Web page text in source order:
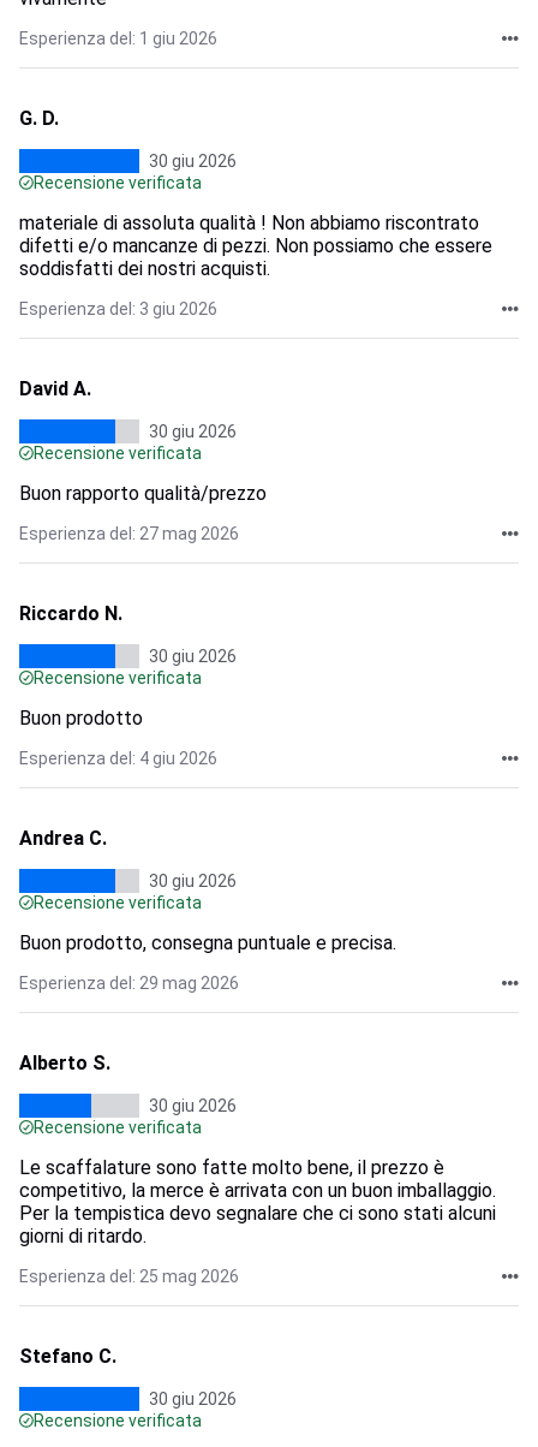
Esperienza del: 1 giu 2026
G. D.
30 giu 2026
Recensione verificata
materiale di assoluta qualità ! Non abbiamo riscontrato
difetti e/o mancanze di pezzi. Non possiamo che essere
soddisfatti dei nostri acquisti.
Esperienza del: 3 giu 2026
David A.
30 giu 2026
Recensione verificata
Buon rapporto qualità/prezzo
Esperienza del: 27 mag 2026
Riccardo N.
30 giu 2026
Recensione verificata
Buon prodotto
Esperienza del: 4 giu 2026
Andrea C.
30 giu 2026
Recensione verificata
Buon prodotto, consegna puntuale e precisa.
Esperienza del: 29 mag 2026
Alberto S.
30 giu 2026
Recensione verificata
Le scaffalature sono fatte molto bene, il prezzo è
competitivo, la merce è arrivata con un buon imballaggio.
Per la tempistica devo segnalare che ci sono stati alcuni
giorni di ritardo.
Esperienza del: 25 mag 2026
Stefano C.
30 giu 2026
Recensione verificata